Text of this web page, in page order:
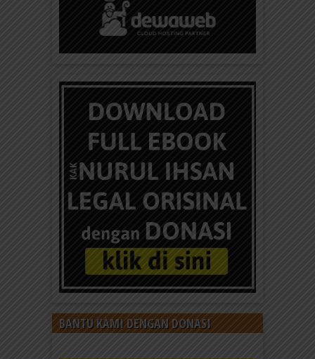
BANTU KAMI DENGAN DONASI